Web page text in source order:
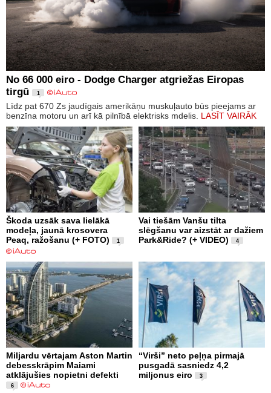
No 66 000 eiro - Dodge Charger atgriežas Eiropas
tirgū
1
Līdz pat 670 Zs jaudīgais amerikāņu muskuļauto būs pieejams ar
benzīna motoru un arī kā pilnībā elektrisks mdelis. LASĪT VAIRĀK
Škoda uzsāk sava lielākā
modeļa, jaunā krosovera
Peaq, ražošanu (+ FOTO)
1
Vai tiešām Vanšu tilta
slēgšanu var aizstāt ar dažiem
Park&Ride? (+ VIDEO)
4
Miljardu vērtajam Aston Martin
debesskrāpim Maiami
atklājušies nopietni defekti
6
“Virši” neto peļņa pirmajā
pusgadā sasniedz 4,2
miljonus eiro
3